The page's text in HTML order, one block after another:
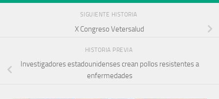
SIGUIENTE HISTORIA
X Congreso Vetersalud
HISTORIA PREVIA
Investigadores estadounidenses crean pollos resistentes a
enfermedades